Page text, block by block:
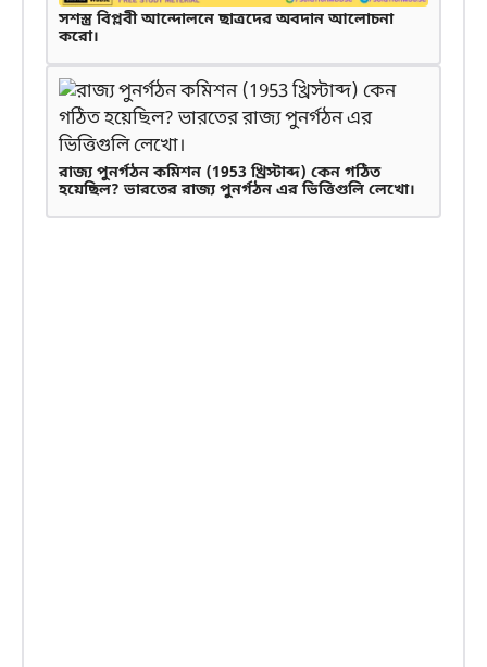
সশস্ত্র বিপ্লবী আন্দোলনে ছাত্রদের অবদান আলোচনা
করো।
রাজ্য পুনর্গঠন কমিশন (1953 খ্রিস্টাব্দ) কেন গঠিত
হয়েছিল? ভারতের রাজ্য পুনর্গঠন এর ভিত্তিগুলি লেখো।